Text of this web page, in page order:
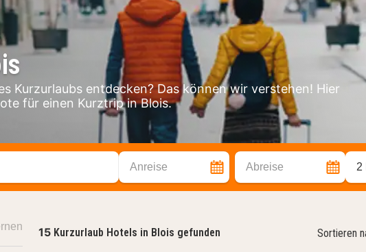
Kurzurlaubs entdecken? Das können wir verstehen! Hier
für einen Kurztrip in Blois.
Anreise Abreise 2
15 Kurzurlaub Hotels in Blois gefunden Sortieren